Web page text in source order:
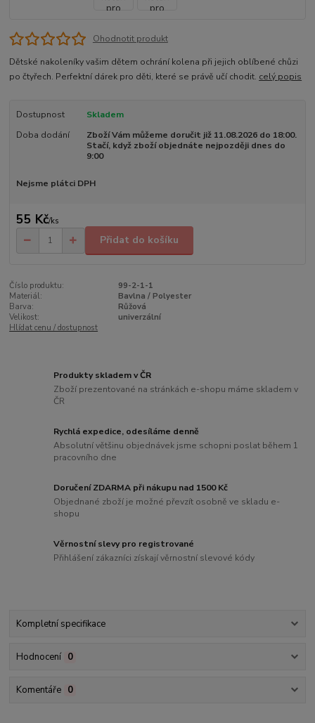
Ohodnotit produkt
Dětské nakoleníky vašim dětem ochrání kolena při jejich oblíbené chůzi
po čtyřech. Perfektní dárek pro děti, které se právě učí chodit. celý popis
Dostupnost
Skladem
Doba dodání
Zboží Vám můžeme doručit již 11.08.2026 do 18:00.
Stačí, když zboží objednáte nejpozději dnes do
9:00
Nejsme plátci DPH
55 Kč/ks
Přidat do košíku
Číslo produktu:
99-2-1-1
Materiál:
Bavlna / Polyester
Barva:
Růžová
Velikost:
univerzální
Hlídat cenu / dostupnost
Produkty skladem v ČR
Zboží prezentované na stránkách e-shopu máme skladem v
ČR
Rychlá expedice, odesíláme denně
Absolutní většinu objednávek jsme schopni poslat během 1
pracovního dne
Doručení ZDARMA při nákupu nad 1500 Kč
Objednané zboží je možné převzít osobně ve skladu e-
shopu
Věrnostní slevy pro registrované
Přihlášení zákazníci získají věrnostní slevové kódy
Kompletní specifikace
Hodnocení 0
Komentáře 0